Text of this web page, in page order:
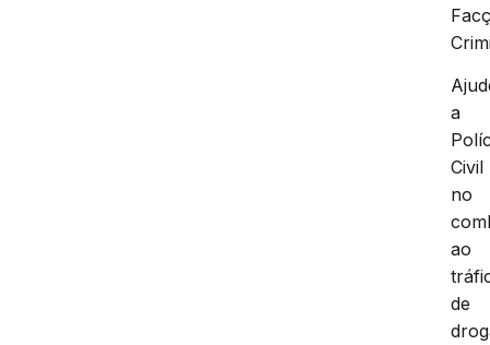
a
Civil
no
ao
de